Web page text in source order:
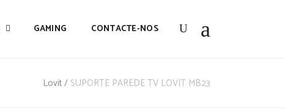
GAMING CONTACTE-NOS
Lovit/ SUPORTE PAREDE TV LOVIT MB23